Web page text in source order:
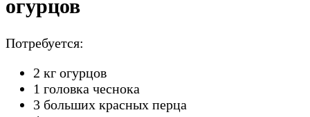
огурцов
Потребуется:
2 кг огурцов
1 головка чеснока
3 больших красных перца